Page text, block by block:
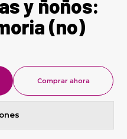
y ñoños:
(no)
Comprar ahora